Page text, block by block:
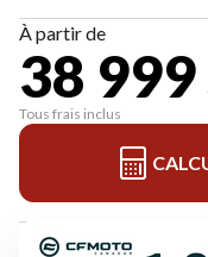
À partir de
38 999
Tous frais inclus